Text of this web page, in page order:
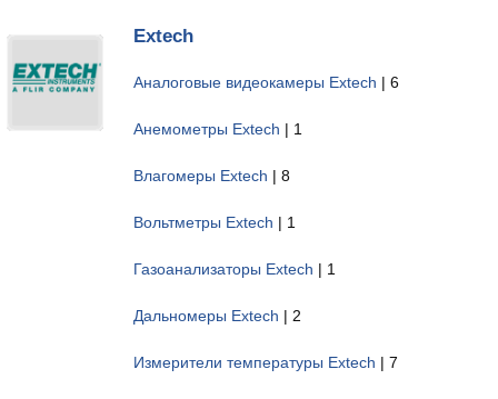
Extech
Аналоговые видеокамеры Extech | 6
Анемометры Extech | 1
Влагомеры Extech | 8
Вольтметры Extech | 1
Газоанализаторы Extech | 1
Дальномеры Extech | 2
Измерители температуры Extech | 7